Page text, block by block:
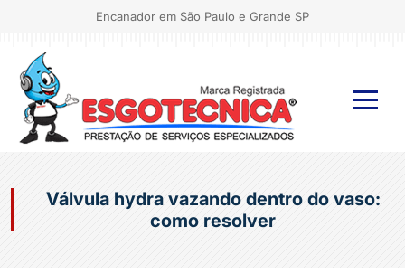
Encanador em São Paulo e Grande SP
Válvula hydra vazando dentro do vaso:
como resolver